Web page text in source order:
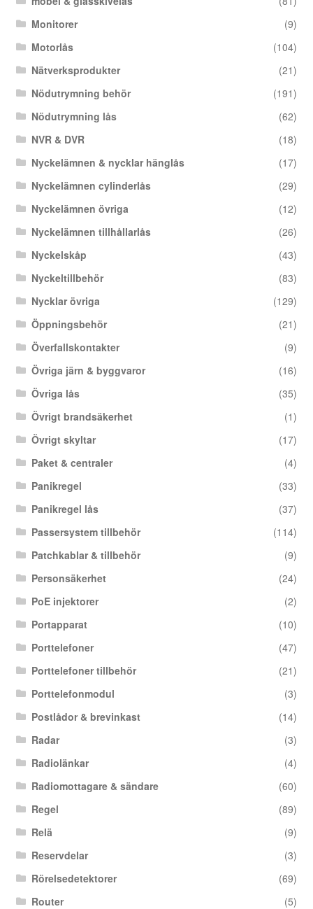
Monitorer
(9)
Motorlås
(104)
Nätverksprodukter
(21)
Nödutrymning behör
(191)
Nödutrymning lås
(62)
NVR & DVR
(18)
Nyckelämnen & nycklar hänglås
(17)
Nyckelämnen cylinderlås
(29)
Nyckelämnen övriga
(12)
Nyckelämnen tillhållarlås
(26)
Nyckelskåp
(43)
Nyckeltillbehör
(83)
Nycklar övriga
(129)
Öppningsbehör
(21)
Överfallskontakter
(9)
Övriga järn & byggvaror
(16)
Övriga lås
(35)
Övrigt brandsäkerhet
(1)
Övrigt skyltar
(17)
Paket & centraler
(4)
Panikregel
(33)
Panikregel lås
(37)
Passersystem tillbehör
(114)
Patchkablar & tillbehör
(9)
Personsäkerhet
(24)
PoE injektorer
(2)
Portapparat
(10)
Porttelefoner
(47)
Porttelefoner tillbehör
(21)
Porttelefonmodul
(3)
Postlådor & brevinkast
(14)
Radar
(3)
Radiolänkar
(4)
Radiomottagare & sändare
(60)
Regel
(89)
Relä
(9)
Reservdelar
(3)
Rörelsedetektorer
(69)
Router
(5)